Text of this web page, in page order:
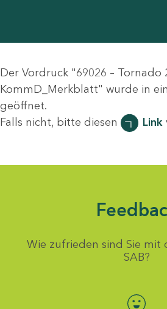
Der Vordruck "69026 – Tornado
KommD_Merkblatt" wurde in
geöffnet.
Falls nicht, bitte diesen
Link
Wie zufrieden sind Sie mit
SAB?